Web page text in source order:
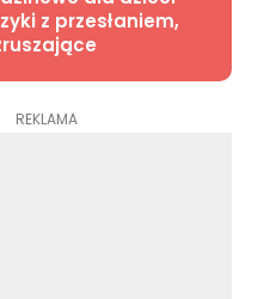
z przesłaniem,
REKLAMA